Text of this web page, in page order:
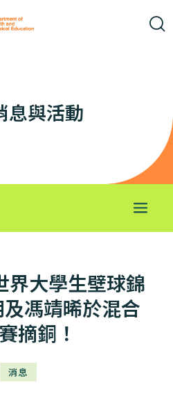
息與活動
界大學生壁球錦
馮靖晞於混合
摘銅！
消息